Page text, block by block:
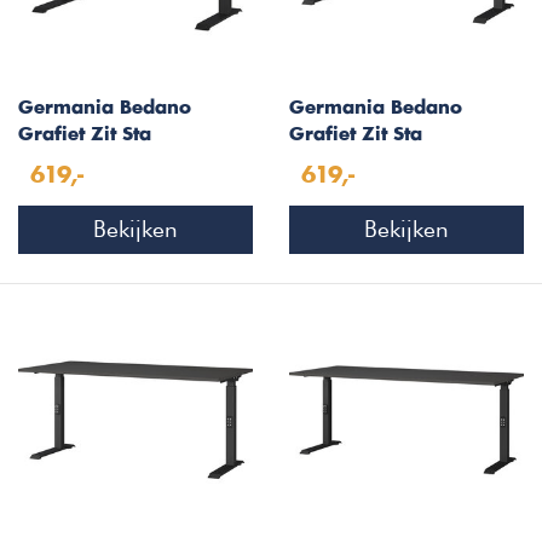
Germania Bedano
Grafiet Zit Sta
619,-
Bekijken
Germania Bedano
Grafiet Zit Sta
619,-
Bekijken